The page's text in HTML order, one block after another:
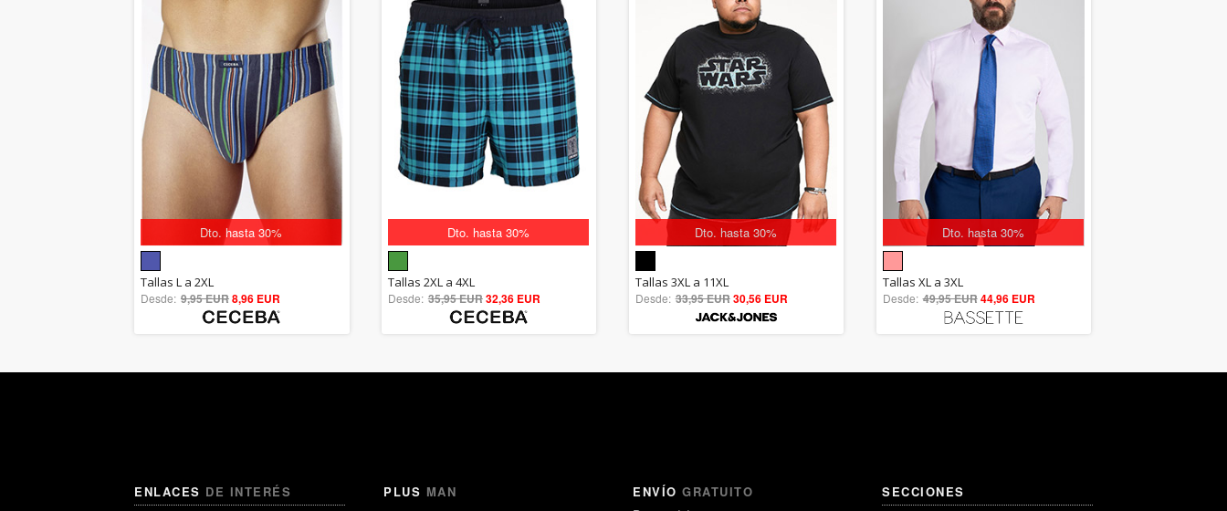
Dto. hasta 30%
5.00
out of 5
Tallas L a 2XL
Desde: 9,95 EUR8,96 EUR
Dto. hasta 30%
5.00
out of 5
Tallas 2XL a 4XL
Desde: 35,95 EUR32,36 EUR
Dto. hasta 30%
5.00
out of 5
Tallas 3XL a 11XL
Desde: 33,95 EUR30,56 EUR
Dto. hasta 30%
5.00
out of 5
Tallas XL a 3XL
Desde: 49,95 EUR44,96 EUR
ENLACES DE INTERÉS PLUS MAN
ENVÍO GRATUITO
SECCIONES